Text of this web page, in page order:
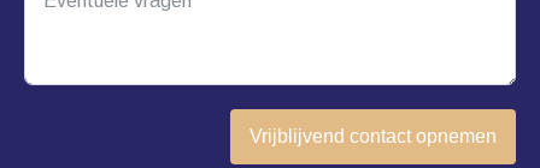
Vrijblijvend contact opnemen